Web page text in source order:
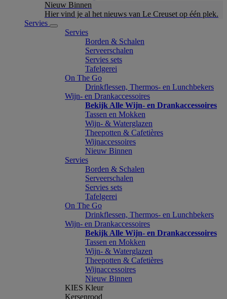
Nieuw Binnen
Hier vind je al het nieuws van Le Creuset op één plek.
Servies
Servies
Borden & Schalen
Serveerschalen
Servies sets
Tafelgerei
On The Go
Drinkflessen, Thermos- en Lunchbekers
Wijn- en Drankaccessoires
Bekijk Alle Wijn- en Drankaccessoires
Tassen en Mokken
Wijn- & Waterglazen
Theepotten & Cafetières
Wijnaccessoires
Nieuw Binnen
Servies
Borden & Schalen
Serveerschalen
Servies sets
Tafelgerei
On The Go
Drinkflessen, Thermos- en Lunchbekers
Wijn- en Drankaccessoires
Bekijk Alle Wijn- en Drankaccessoires
Tassen en Mokken
Wijn- & Waterglazen
Theepotten & Cafetières
Wijnaccessoires
Nieuw Binnen
KIES Kleur
Kersenrood